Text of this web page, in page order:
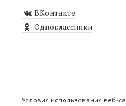
ВКонтакте
Одноклассники
Условия использования веб-